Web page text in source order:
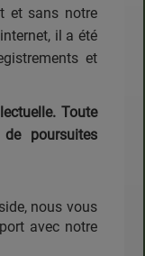
et sans notre
il a été
et
Toute
poursuites
nous vous
avec notre